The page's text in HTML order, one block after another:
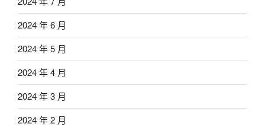
2024 年 6 月
2024 年 5 月
2024 年 4 月
2024 年 3 月
2024 年 2 月